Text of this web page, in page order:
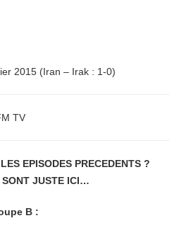
2015 (Iran – Irak : 1-0)
TV
EPISODES PRECEDENTS ?
SONT JUSTE ICI…
B :